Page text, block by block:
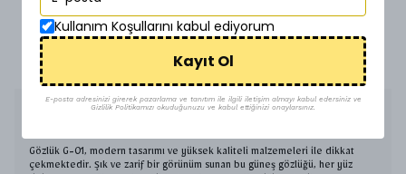
Ürün Açıklaması
Gözlük G-01, modern tasarımı ve yüksek kaliteli malzemeleri ile dikkat
çekmektedir. Şık ve zarif bir görünüm sunan bu güneş gözlüğü, her yüz
Kullanım Koşullarını kabul ediyorum
Kayıt Ol
E-posta adresinizi girerek pazarlama ve tanıtım ile ilgili iletişim almayı kabul edersiniz ve
Gizlilik Politikamızı okuduğunuzu ve kabul ettiğinizi onaylarsınız.